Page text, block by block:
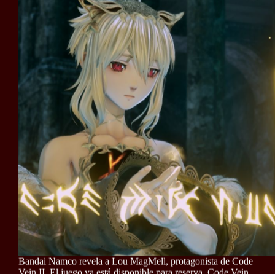
Bandai Namco revela a Lou MagMell, protagonista de Code
Vein II. El juego ya está disponible para reserva. Code Vein